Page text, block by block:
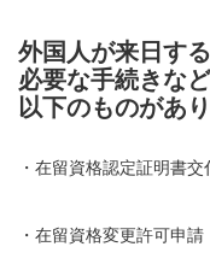
外国人が来日す
必要な手続きな
以下のものがあり
・在留資格認定証明書交
・在留資格変更許可申請